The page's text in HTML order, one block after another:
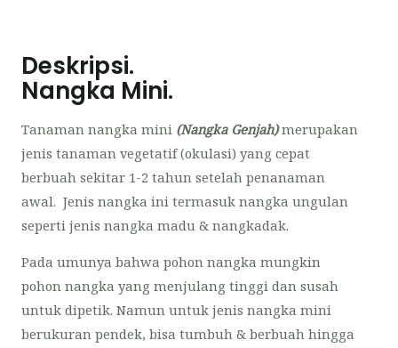
Deskripsi.
Nangka Mini.
Tanaman nangka mini (Nangka Genjah)merupakan
jenis tanaman vegetatif (okulasi) yang cepat
berbuah sekitar 1-2 tahun setelah penanaman
awal. Jenis nangka ini termasuk nangka ungulan
seperti jenis nangka madu & nangkadak.
Pada umunya bahwa pohon nangka mungkin
pohon nangka yang menjulang tinggi dan susah
untuk dipetik. Namun untuk jenis nangka mini
berukuran pendek, bisa tumbuh & berbuah hingga